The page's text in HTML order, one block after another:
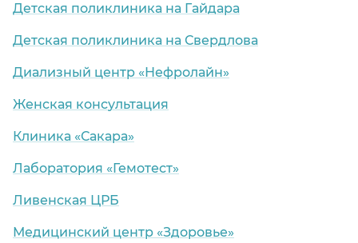
Детская поликлиника на Гайдара
Детская поликлиника на Свердлова
Диализный центр «Нефролайн»
Женская консультация
Клиника «Сакара»
Лаборатория «Гемотест»
Ливенская ЦРБ
Медицинский центр «Здоровье»